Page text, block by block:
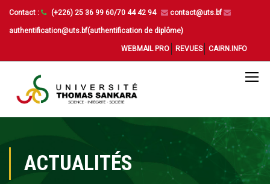
Contact : (+226) 25 36 99 60/70 44 42 94 contact@uts.bf
authentification@uts.bf(authentification de diplôme)
WEBMAIL PRO REVUES CAIRN.INFO
ACTUALITÉS